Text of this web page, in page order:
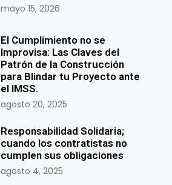
mayo 15, 2026
El Cumplimiento no se
Improvisa: Las Claves del
Patrón de la Construcción
para Blindar tu Proyecto ante
el IMSS.
agosto 20, 2025
Responsabilidad Solidaria;
cuando los contratistas no
cumplen sus obligaciones
agosto 4, 2025